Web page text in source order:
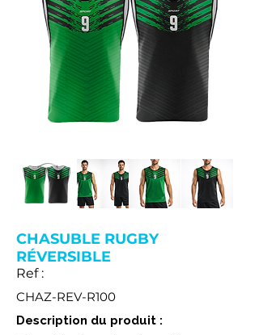
CHASUBLE RUGBY
RÉVERSIBLE
Ref :
CHAZ-REV-R100
Description du produit :